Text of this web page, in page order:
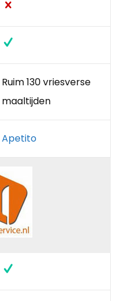
Ruim 130 vriesverse
maaltijden
Apetito